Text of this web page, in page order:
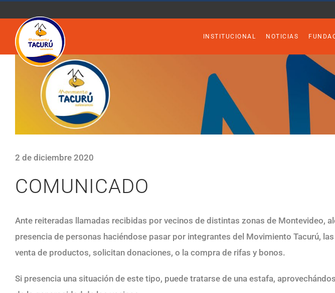
contenido
INSTITUCIONAL NOTICIAS
Ver
2 de diciembre 2020
COMUNICADO
Ante reiteradas llamadas recibidas por vecinos de distintas zonas de Montevideo,
presencia de personas haciéndose pasar por integrantes del Movimiento Tacurú,
venta de productos, solicitan donaciones, o la compra de rifas y bonos.
Si presencia una situación de este tipo, puede tratarse de una estafa,